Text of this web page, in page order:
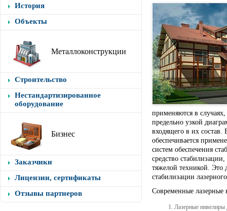
История
Объекты
Металлоконструкции
Строительство
Нестандартизированное
оборудование
Бизнес
Заказчики
Лицензии, сертификаты
Отзывы партнеров
применяются в случаях,
предельно узкой
входящего в их состав.
обеспечивается
систем обеспечения
средство
тяжелой техникой. Это
стабилизации
Современные
Лазерные нивелиры